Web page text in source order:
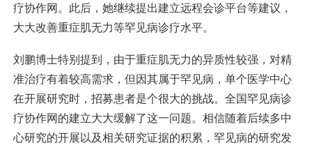
疗协作网。此后，她继续提出建立远程会诊平台等建议，
大大改善重症肌无力等罕见病诊疗水平。
刘鹏博士特别提到，由于重症肌无力的异质性较强，对精
准治疗有着较高需求，但因其属于罕见病，单个医学中心
在开展研究时，招募患者是个很大的挑战。全国罕见病诊
疗协作网的建立大大缓解了这一问题。相信随着后续多中
心研究的开展以及相关研究证据的积累，罕见病的研究发